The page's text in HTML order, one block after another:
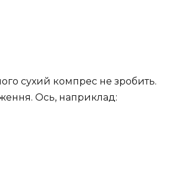
сухий компрес не зробить.
Ось, наприклад: